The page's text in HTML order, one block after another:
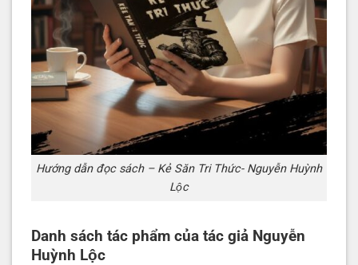
Hướng dẫn đọc sách – Kẻ Săn Tri Thức- Nguyễn Huỳnh
Lộc
Danh sách tác phẩm của tác giả Nguyễn
Huỳnh Lộc